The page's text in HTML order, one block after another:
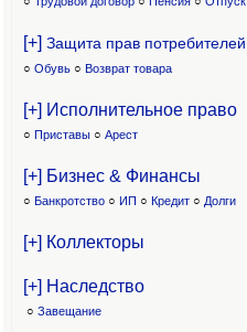
[+] Защита прав потребителей
○ Обувь ○ Возврат товара
[+] Исполнительное право
○ Приставы ○ Арест
[+] Бизнес & Финансы
○ Банкротство ○ ИП ○ Кредит ○ Долги
[+] Коллекторы
[+] Наследство
○ Завещание